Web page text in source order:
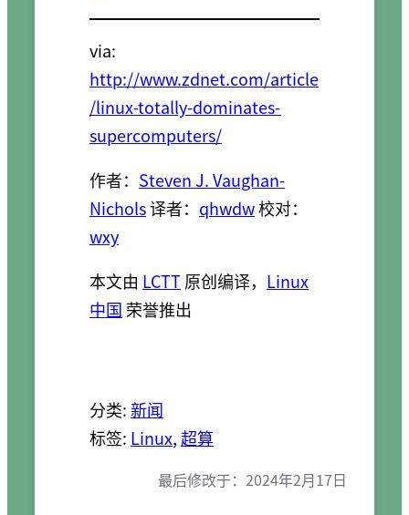
via:
http://www.zdnet.com/article
/linux-totally-dominates-
supercomputers/
作者： Steven J. Vaughan-
Nichols译者： qhwdw校对：
wxy
本文由 LCTT原创编译， Linux
中国 荣誉推出
分类:新闻
标签: Linux, 超算
最后修改于： 2024年2月17日